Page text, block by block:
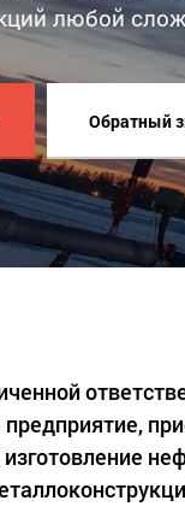
любой
Обратный